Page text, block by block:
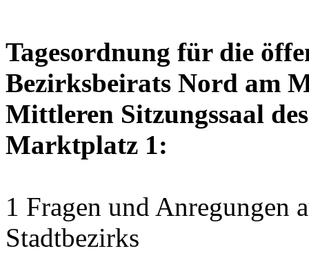
Tagesordnung für die
Bezirksbeirats Nord am
Mittleren Sitzungssaal
Marktplatz 1:
1 Fragen und Anregungen
Stadtbezirks